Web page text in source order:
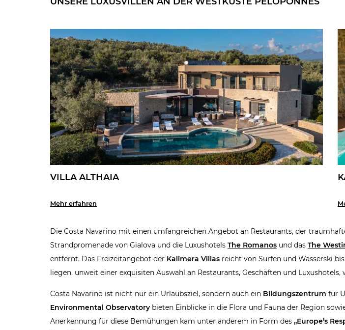
VILLA ALTHAIA
Mehr erfahren
Die Costa Navarino mit einen umfangreichen Angebot an Restaurants, der
Strandpromenade von Gialova und die Luxushotels The Romanos und das The
entfernt. Das Freizeitangebot der Kalimera Villas reicht von Surfen und Wasserski
liegen, unweit einer exquisiten Auswahl an Restaurants, Geschäften und Luxushotels,
Costa Navarino ist nicht nur ein Urlaubsziel, sondern auch ein Bildungszentrum für
Environmental Observatory bieten Einblicke in die Flora und Fauna der Region
Anerkennung für diese Bemühungen kam unter anderem in Form des „Europe’s